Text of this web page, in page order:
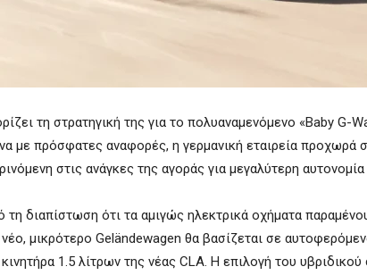
τη στρατηγική της για το πολυαναμενόμενο «Baby G-
με πρόσφατες αναφορές, η γερμανική εταιρεία προχωρά
στις ανάγκες της αγοράς για μεγαλύτερη αυτονομία
διαπίστωση ότι τα αμιγώς ηλεκτρικά οχήματα
μικρότερο Geländewagen θα βασίζεται σε
1.5 λίτρων της νέας CLA. Η επιλογή του